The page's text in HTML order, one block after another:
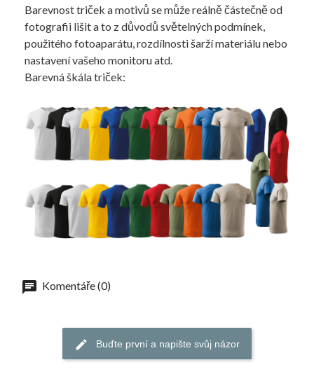
Barevnost triček a motivů se může reálně částečně od
fotografii lišit a to z důvodů světelných podmínek,
použitého fotoaparátu, rozdílnosti šarží materiálu nebo
nastavení vašeho monitoru atd.
Barevná škála triček:
Komentáře (0)
Buďte první a napište svůj názor